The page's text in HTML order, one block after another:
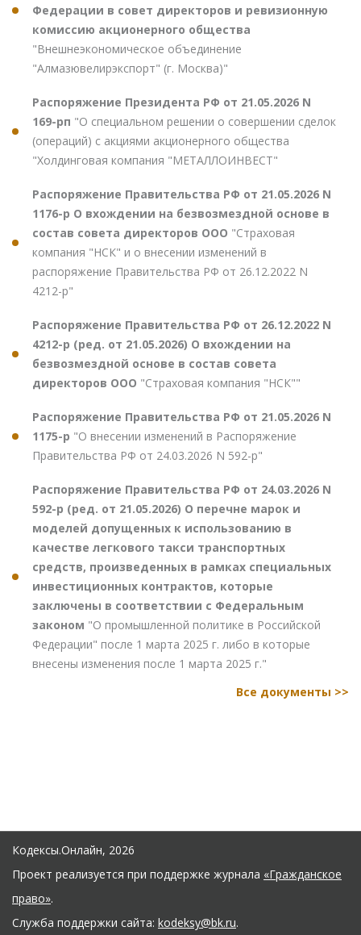
Федерации в совет директоров и ревизионную
комиссию акционерного общества
"Внешнеэкономическое объединение
"Алмазювелирэкспорт" (г. Москва)"
Распоряжение Президента РФ от 21.05.2026 N
169-рп "О специальном решении о совершении сделок
(операций) с акциями акционерного общества
"Холдинговая компания "МЕТАЛЛОИНВЕСТ"
Распоряжение Правительства РФ от 21.05.2026 N
1176-р О вхождении на безвозмездной основе в
состав совета директоров ООО "Страховая
компания "НСК" и о внесении изменений в
распоряжение Правительства РФ от 26.12.2022 N
4212-р"
Распоряжение Правительства РФ от 26.12.2022 N
4212-р (ред. от 21.05.2026) О вхождении на
безвозмездной основе в состав совета
директоров ООО "Страховая компания "НСК""
Распоряжение Правительства РФ от 21.05.2026 N
1175-р "О внесении изменений в Распоряжение
Правительства РФ от 24.03.2026 N 592-р"
Распоряжение Правительства РФ от 24.03.2026 N
592-р (ред. от 21.05.2026) О перечне марок и
моделей допущенных к использованию в
качестве легкового такси транспортных
средств, произведенных в рамках специальных
инвестиционных контрактов, которые
заключены в соответствии с Федеральным
законом "О промышленной политике в Российской
Федерации" после 1 марта 2025 г. либо в которые
внесены изменения после 1 марта 2025 г."
Все документы >>
Кодексы.Онлайн, 2026
Проект реализуется при поддержке журнала «Гражданское
право».
Служба поддержки сайта: kodeksy@bk.ru.